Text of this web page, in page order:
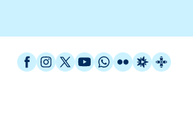
Facebook
Instagram
X / Twitter
YouTube
WhatsApp
FlickrRadio